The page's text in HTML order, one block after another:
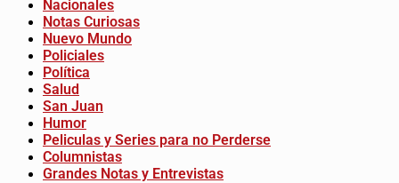
Nacionales
Notas Curiosas
Nuevo Mundo
Policiales
Política
Salud
San Juan
Humor
Peliculas y Series para no Perderse
Columnistas
Grandes Notas y Entrevistas